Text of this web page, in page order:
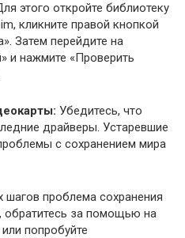
этого откройте библиотеку
кликните правой кнопкой
Затем перейдите на
и нажмите «Проверить
Убедитесь, что
драйверы. Устаревшие
с сохранением мира
шагов проблема сохранения
обратитесь за помощью на
попробуйте